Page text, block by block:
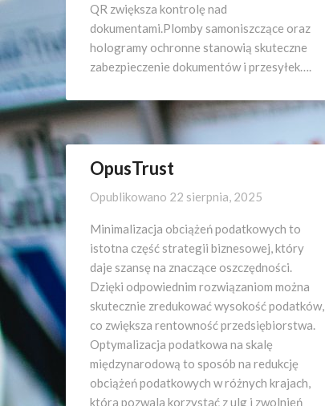
QR zwiększa kontrolę nad
dokumentami.Plomby samoniszczące oraz
hologramy ochronne stanowią skuteczne
zabezpieczenie dokumentów i przesyłek….
OpusTrust
Opublikowano 22 sierpnia, 2025
Minimalizacja obciążeń podatkowych to
istotna część strategii biznesowej, który
daje szansę na znaczące oszczędności.
Dzięki odpowiednim rozwiązaniom można
skutecznie zredukować wysokość podatków,
co zwiększa rentowność przedsiębiorstwa.
Optymalizacja podatkowa na skalę
międzynarodową to sposób na redukcję
obciążeń podatkowych w różnych krajach,
która pozwala korzystać z ulg i zwolnień